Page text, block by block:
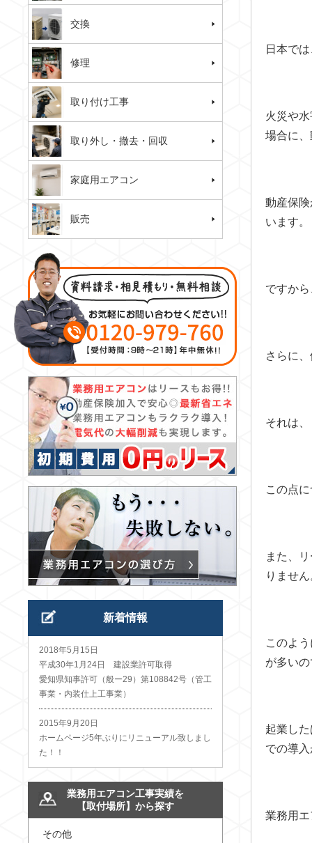
日本で
火災や
場合に
動産保
います。
ですか
さらに
それは
この点
また、
りませ
このよ
が多い
起業し
での導
業務用
交換
修理
取り付け工事
取り外し・撤去・回収
家庭用エアコン
販売
新着情報
2018年5月15日
平成30年1月24日 建設業許可取得
愛知県知事許可（般ー29）第108842号（管工
事業・内装仕上工事業）
2015年9月20日
ホームページ5年ぶりにリニューアル致しまし
た！！
業務用エアコン工事実績を
【取付場所】から探す
その他